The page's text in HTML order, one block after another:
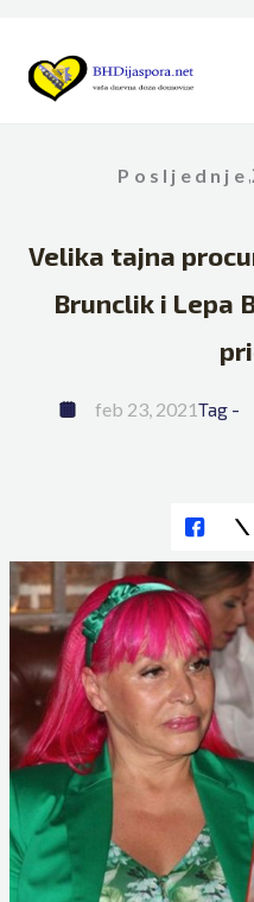
content
Posljednje ,
Velika tajna
Brunclik i Lepa
feb 23, 2021Tag -